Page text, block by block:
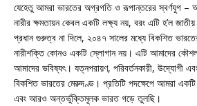
যেহেতু আমরা ভারতের অগ্রগতি ও রূপান্তরের স্বর্ণযুগ –
নারীর ক্ষমতায়ন কেবল একটি লক্ষ্য নয়, বরং এটি হ’ল
প্রধান গুরুত্ব না দিলে, ২০৪৭ সালের মধ্যে বিকশিত
নারীশক্তি কোনও একটি স্লোগান নয়। এটি আমাদের
আমাদের ভবিষ্যৎ। যত্নপরায়ণ, পরিবর্তনকারী, উদ্যোগী এবং
বিকশিত ভারতের মেরুদণ্ড। প্রতিটি পদক্ষেপে আমরা একটি
এবং আরও অন্তর্ভুক্তিমূলক ভারত গড়ে তুলছি।